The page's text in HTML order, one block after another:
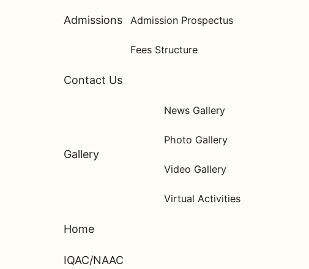
Admissions Admission Prospectus
Fees Structure
Contact Us
Gallery
News Gallery
Photo Gallery
Video Gallery
Virtual Activities
Home
IQAC/NAAC